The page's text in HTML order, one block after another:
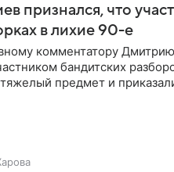
признался, что
в лихие 90-е
комментатору
бандитских
предмет и